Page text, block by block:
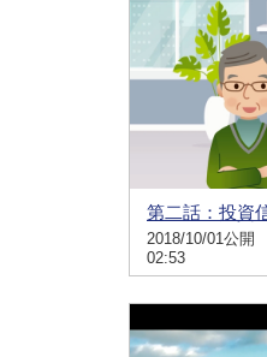
第二話：投資
2018/10/01公開
02:53